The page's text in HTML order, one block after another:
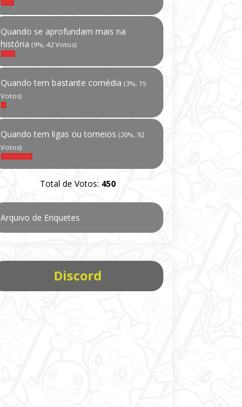
Quando se aprofundam mais na
história (9%, 42 Votos)
Quando tem bastante comédia (3%, 15
Votos)
Quando tem ligas ou torneios (20%, 92
Votos)
Total de Votos: 450
Arquivo de Enquetes
Discord